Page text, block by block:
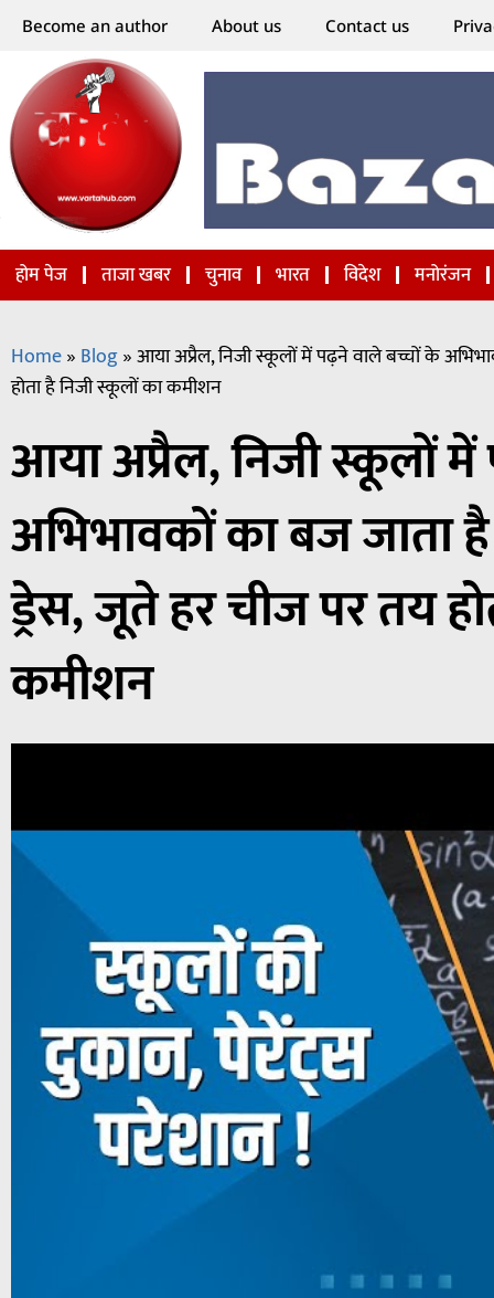
Become an author About us Contact us
होम पेज ताजा खबर चुनाव भारत विदेश मनोरंजन
Home» Blog»आया अप्रैल, निजी स्कूलों में पढ़ने वाले बच्चों के
होता है निजी स्कूलों का कमीशन
आया अप्रैल, निजी स्कूलों
अभिभावकों का बज जाता
ड्रेस, जूते हर चीज पर तय
कमीशन